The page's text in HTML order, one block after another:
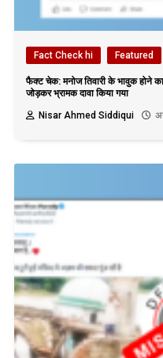
Fact Check hi Featured
फैक्ट चेक: मनोज तिवारी के भावुक होने
जोड़कर भ्रामक दावा किया गया
Nisar Ahmed Siddiqui